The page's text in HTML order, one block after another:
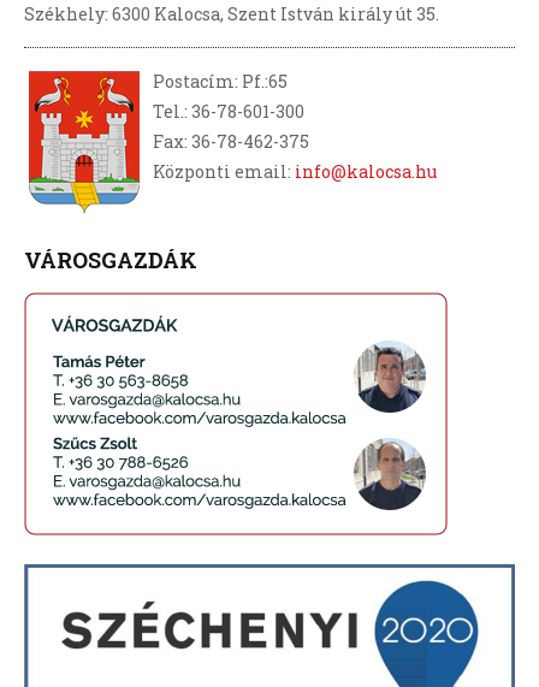
Székhely: 6300 Kalocsa, Szent István király út 35.
Postacím: Pf.:65
Tel.: 36-78-601-300
Fax: 36-78-462-375
Központi email: info@kalocsa.hu
VÁROSGAZDÁK